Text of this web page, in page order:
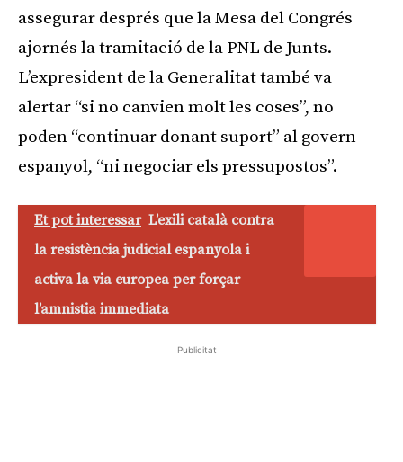
assegurar després que la Mesa del Congrés
ajornés la tramitació de la PNL de Junts.
L’expresident de la Generalitat també va
alertar “si no canvien molt les coses”, no
poden “continuar donant suport” al govern
espanyol, “ni negociar els pressupostos”.
Et pot interessar L’exili català contra
la resistència judicial espanyola i
activa la via europea per forçar
l’amnistia immediata
Publicitat